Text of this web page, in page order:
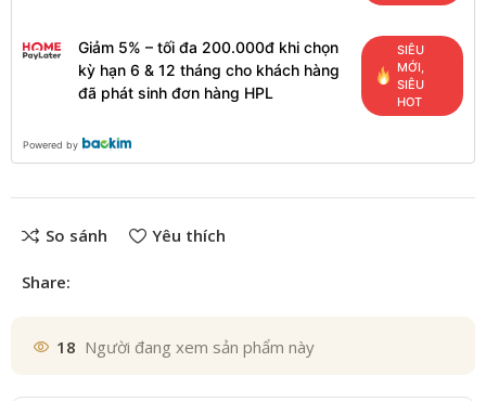
Giảm 5% – tối đa 200.000đ khi chọn
kỳ hạn 6 & 12 tháng cho khách hàng
đã phát sinh đơn hàng HPL
SIÊU
MỚI,
SIÊU
HOT
Powered by
So sánh Yêu thích
Share:
18 Người đang xem sản phẩm này